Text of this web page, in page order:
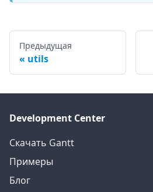
Предыдущая
utils
Development Center
Скачать Gantt
Примеры
Блог